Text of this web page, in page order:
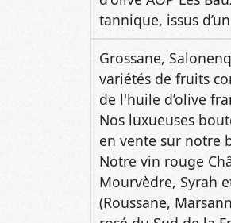
variétés de fruits
de l'huile d’olive
Nos luxueuses
en vente sur notre
Notre vin rouge
Mourvèdre, Syrah
(Roussane,
rosé du Sud de la
dans l'épicerie fine